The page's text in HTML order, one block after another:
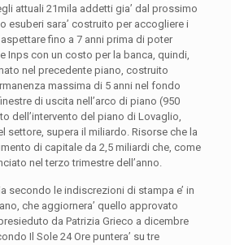
attuali 21mila addetti gia’ dal prossimo
esuberi sara’ costruito per accogliere i
fino a 7 anni prima di poter
Inps con un costo per la banca, quindi,
nel precedente piano, costruito
massima di 5 anni nel fondo
di uscita nell’arco di piano (950
dell’intervento del piano di Lovaglio,
settore, supera il miliardo. Risorse che la
di capitale da 2,5 miliardi che, come
nel terzo trimestre dell’anno.
secondo le indiscrezioni di stampa e’ in
che aggiornera’ quello approvato
da Patrizia Grieco a dicembre
Il Sole 24 Ore puntera’ su tre